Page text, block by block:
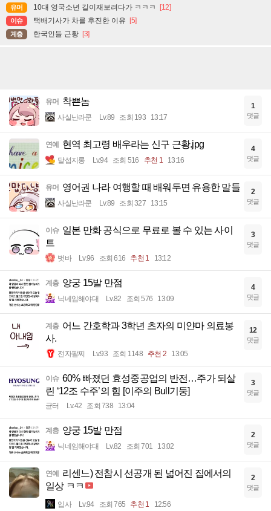
유머 10대 영국소년 길이재보려다가 ㅋㅋㅋ [12]
이슈 택배기사가 차를 후진한 이유 [5]
계층 한국인들 근황 [3]
유머 착쁜놈
사실난라쿤 Lv.89 조회 193 13:17
1
댓글
연예 현역 최고령 배우라는 신구 근황.jpg
달섭지롱 Lv.94 조회 516 추천 1 13:16
4
댓글
유머 영어권 나라 여행할 때 배워두면 유용한 말들
사실난라쿤 Lv.89 조회 327 13:15
2
댓글
이슈 일본 만화 공식으로 무료로 볼 수 있는 사이
트
벗바 Lv.96 조회 616 추천 1 13:12
3
댓글
계층 양궁 15발 만점
닉네임해야대 Lv.82 조회 576 13:09
4
댓글
계층 어느 간호학과 3학년 츠자의 미얀마 의료봉
사.
전자팔찌 Lv.93 조회 1148 추천 2 13:05
12
댓글
이슈 60% 빠졌던 효성중공업의 반전…주가 되살
린 ‘12조 수주’의 힘 [이주의 Bull기둥]
균터 Lv.42 조회 738 13:04
3
댓글
계층 양궁 15발 만점
닉네임해야대 Lv.82 조회 701 13:02
2
댓글
연예
리센느) 전참시 선공개 된 넓어진 집에서의
일상 ㅋㅋ
입사 Lv.94 조회 765 추천 1 12:56
2
댓글